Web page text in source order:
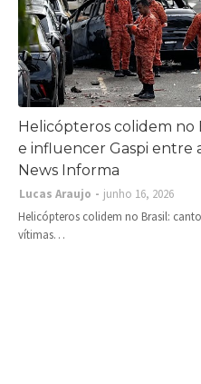
Helicópteros colidem no
e influencer Gaspi entre
News Informa
Lucas Araujo
junho 16, 2026
Helicópteros colidem no Brasil:
vítimas…